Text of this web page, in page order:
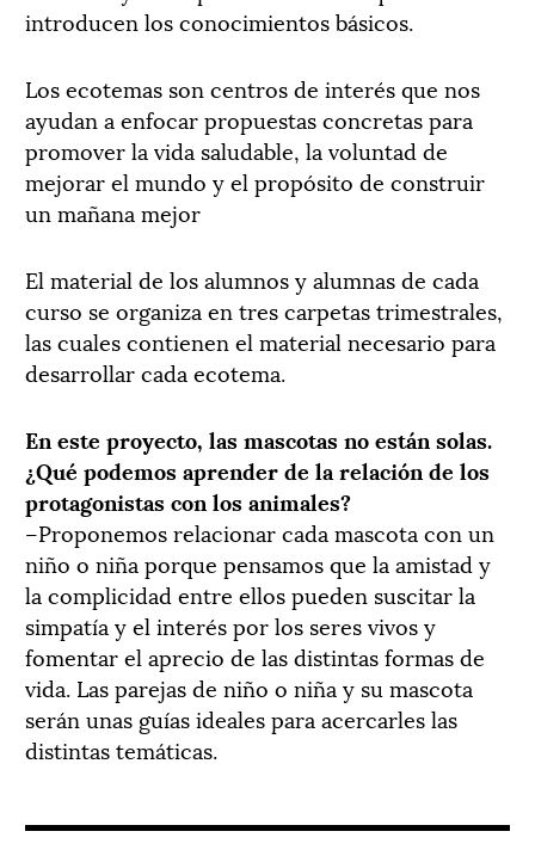
introducen los conocimientos básicos.
Los ecotemas son centros de interés que nos
ayudan a enfocar propuestas concretas para
promover la vida saludable, la voluntad de
mejorar el mundo y el propósito de construir
un mañana mejor
El material de los alumnos y alumnas de cada
curso se organiza en tres carpetas trimestrales,
las cuales contienen el material necesario para
desarrollar cada ecotema.
En este proyecto, las mascotas no están solas.
¿Qué podemos aprender de la relación de los
protagonistas con los animales?
–Proponemos relacionar cada mascota con un
niño o niña porque pensamos que la amistad y
la complicidad entre ellos pueden suscitar la
simpatía y el interés por los seres vivos y
fomentar el aprecio de las distintas formas de
vida. Las parejas de niño o niña y su mascota
serán unas guías ideales para acercarles las
distintas temáticas.